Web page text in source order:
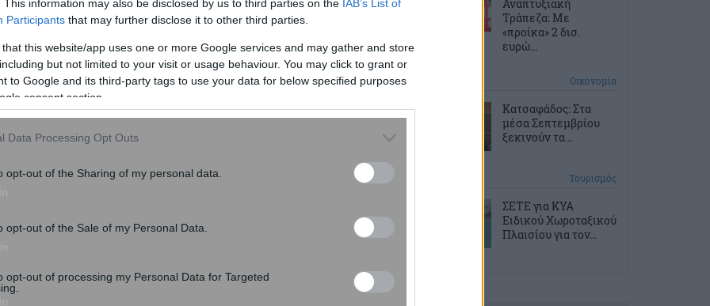
This information may also be disclosed by us to third parties on the IAB’s List of
Participants that may further disclose it to other third parties.
that this website/app uses one or more Google services and may gather and store
but not limited to your visit or usage behaviour. You may click to grant or
to Google and its third-party tags to use your data for below specified purposes
consent section.
Data Processing Opt Outs
opt-out of the Sharing of my personal data.
opt-out of the Sale of my Personal Data.
opt-out of processing my Personal Data for Targeted
Αναπτυξιακή
Τράπεζα: Με
«προίκα» 2 δισ.
ευρώ...
2 ώρες πριν Οικονομία
Κατσαφάδος: Στα
μέσα Σεπτεμβρίου
ξεκινούν τα...
Τουρισμός
ΣΕΤΕ για ΚΥΑ
Ειδικού Χωροταξικού
Πλαισίου για τον...